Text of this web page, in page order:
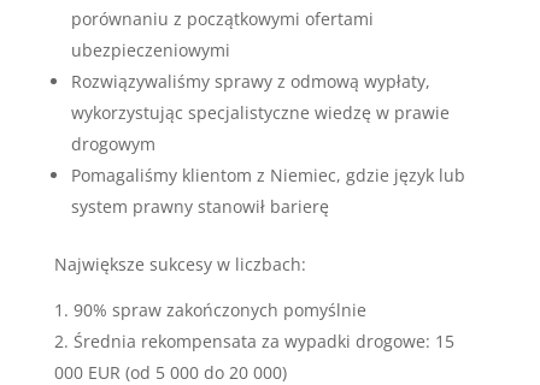
porównaniu z początkowymi ofertami
ubezpieczeniowymi
Rozwiązywaliśmy sprawy z odmową wypłaty,
wykorzystując specjalistyczne wiedzę w prawie
drogowym
Pomagaliśmy klientom z Niemiec, gdzie język lub
system prawny stanowił barierę
Największe sukcesy w liczbach:
90% spraw zakończonych pomyślnie
Średnia rekompensata za wypadki drogowe: 15
000 EUR (od 5 000 do 20 000)